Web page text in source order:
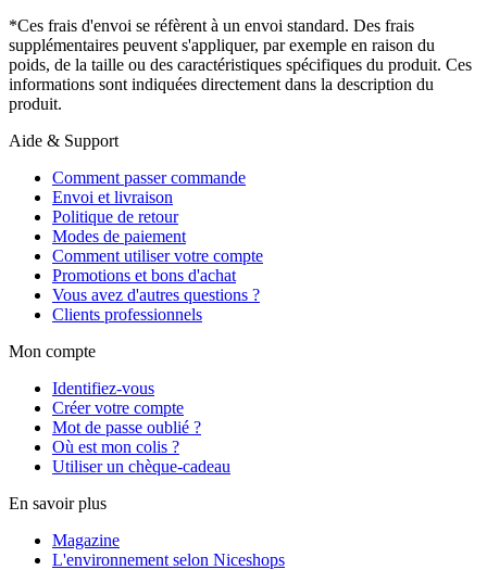
*Ces frais d'envoi se réfèrent à un envoi standard. Des frais
supplémentaires peuvent s'appliquer, par exemple en raison du
poids, de la taille ou des caractéristiques spécifiques du produit. Ces
informations sont indiquées directement dans la description du
produit.
Aide & Support
Comment passer commande
Envoi et livraison
Politique de retour
Modes de paiement
Comment utiliser votre compte
Promotions et bons d'achat
Vous avez d'autres questions ?
Clients professionnels
Mon compte
Identifiez-vous
Créer votre compte
Mot de passe oublié ?
Où est mon colis ?
Utiliser un chèque-cadeau
En savoir plus
Magazine
L'environnement selon Niceshops